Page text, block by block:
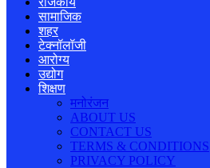
सामाजिक
शहर
टेक्नॉलॉजी
आरोग्य
उद्योग
शिक्षण
मनोरंजन
ABOUT US
CONTACT US
TERMS & CONDITIONS
PRIVACY POLICY